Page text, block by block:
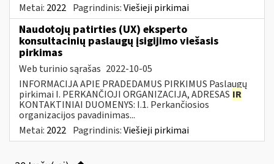
Metai: 2022 Pagrindinis:Viešieji pirkimai
Naudotojų patirties (UX) eksperto
konsultacinių paslaugų įsigijimo viešasis
pirkimas
Web turinio sąrašas 2022-10-05
INFORMACIJA APIE PRADEDAMUS PIRKIMUS Paslaugų
pirkimai I. PERKANČIOJI ORGANIZACIJA, ADRESAS IR
KONTAKTINIAI DUOMENYS: I.1. Perkančiosios
organizacijos pavadinimas...
Metai: 2022 Pagrindinis:Viešieji pirkimai